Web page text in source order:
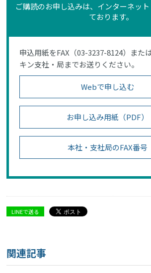
ご購読のお申し込みは、インターネッ
ております。
申込用紙をFAX（03-3237-8124）また
キン支社・局までお送りください。
Webで申し込む
お申し込み用紙（PDF）
本社・支社局のFAX番号
LINEで送る
関連記事